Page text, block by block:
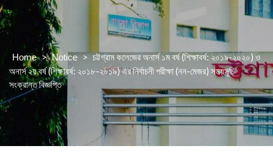
Home > Notice > চট্টগ্রাম কলেজের অনার্স ১ম বর্ষ (শিক্ষাবর্ষ: ২০১৯-২০২০) ও
অনার্স ২য় বর্ষ (শিক্ষাবর্ষ: ২০১৮-২০১৯) এর নির্বাচনী পরীক্ষা (নন-মেজর) সময়সূচি
সংক্রান্ত বিজ্ঞপ্তি